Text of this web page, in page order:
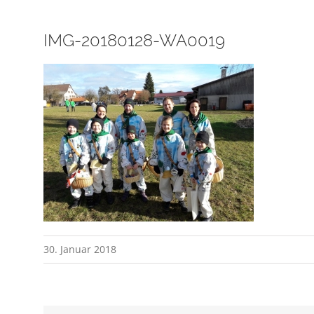
IMG-20180128-WA0019
30. Januar 2018